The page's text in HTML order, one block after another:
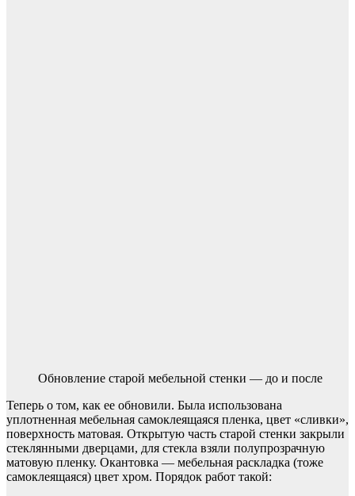
Обновление старой мебельной стенки — до и после
Теперь о том, как ее обновили. Была использована
уплотненная мебельная самоклеящаяся пленка, цвет «сливки»,
поверхность матовая. Открытую часть старой стенки закрыли
стеклянными дверцами, для стекла взяли полупрозрачную
матовую пленку. Окантовка — мебельная раскладка (тоже
самоклеящаяся) цвет хром. Порядок работ такой: